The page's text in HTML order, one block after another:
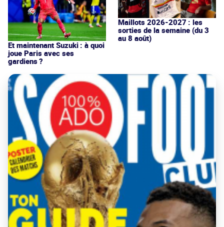
Et maintenant Suzuki : à quoi
joue Paris avec ses
gardiens ?
Maillots 2026-2027 : les
sorties de la semaine (du 3
au 8 août)